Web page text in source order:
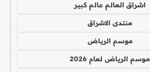
اشراق العالم عالم كبير
منتدى الاشراق
موسم الرياض
موسم الرياض لعام 2026